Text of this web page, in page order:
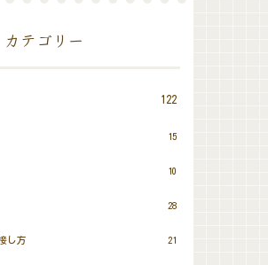
カテゴリー
122
15
10
28
し方 21